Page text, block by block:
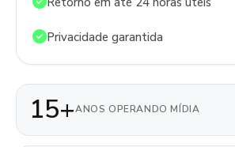
Privacidade garantida
15+ANOS OPERANDO MÍDIA